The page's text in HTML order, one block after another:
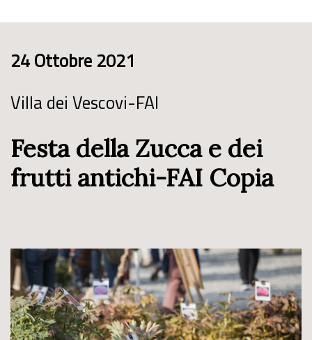
24 Ottobre 2021
Villa dei Vescovi-FAI
Festa della Zucca e dei
frutti antichi-FAI Copia